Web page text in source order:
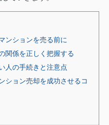
ンションを売る前に
関係を正しく把握する
人の手続きと注意点
ション売却を成功させるコ